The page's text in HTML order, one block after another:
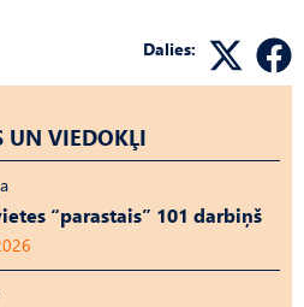
Dalies:
UN VIEDOKĻI
“parastais” 101 darbiņš